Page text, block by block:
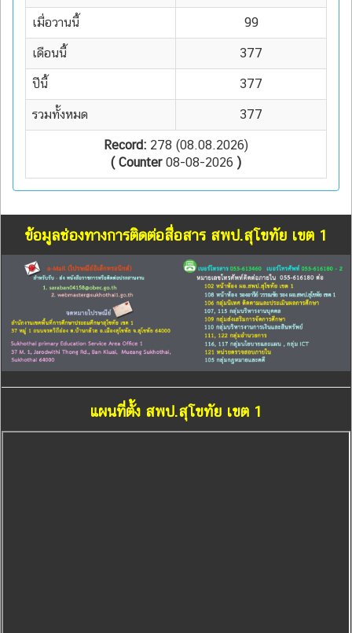
เมื่อวานนี้ 99
เดือนนี้ 377
ปีนี้ 377
รวมทั้งหมด 377
Record: 278 (08.08.2026)
( Counter08-08-2026 )
ข้อมูลช่องทางการติดต่อสื่อสาร สพป.สุโขทัย เขต 1
แผนที่ตั้ง สพป.สุโขทัย เขต 1